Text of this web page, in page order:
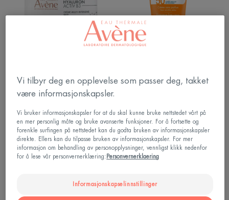
cream
|
Hyaluron Activ B3
Multi-intensive night cream |
Anti-age nattkrem
|
Solkrem
Solpleie – Sensitiv hud
Sun
Cleanance
SPF50+
Vi tilbyr deg en opplevelse som passer deg, takket
være informasjonskapsler.
Vi bruker informasjonskapsler for at du skal kunne bruke nettstedet vårt på
en mer personlig måte og bruke avanserte funksjoner. For å fortsette og
forenkle surfingen på nettstedet kan du godta bruken av informasjonskapsler
direkte. Ellers kan du tilpasse bruken av informasjonskapsler. For mer
informasjon om behandling av personopplysninger, vennligst klikk nedenfor
for å lese vår personvernerklæring: Personvernerklaering
Informasjonskapselinnstillinger